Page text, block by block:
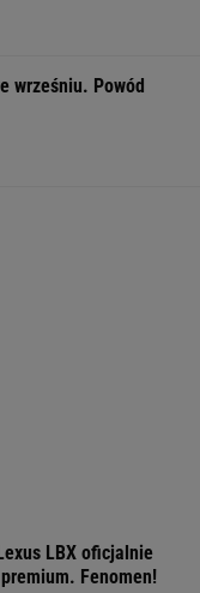
wrześniu. Powód
LBX oficjalnie
Fenomen!